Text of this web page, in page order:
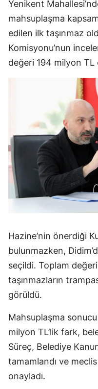
Yenikent
mahsuplaşma
edilen ilk taşınmaz
Komisyonu’nun
değeri 194 milyon TL
Hazine’nin önerdiği
bulunmazken,
seçildi. Toplam
taşınmazların
görüldü.
Mahsuplaşma
milyon TL’lik fark,
Süreç, Belediye
tamamlandı ve
onayladı.